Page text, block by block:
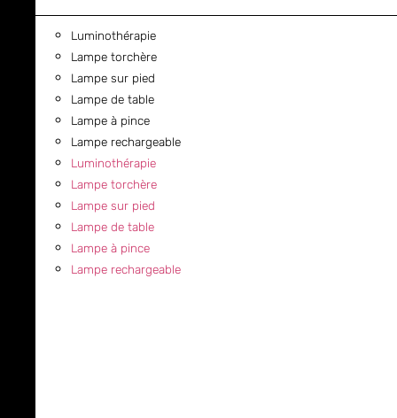
Luminothérapie
Lampe torchère
Lampe sur pied
Lampe de table
Lampe à pince
Lampe rechargeable
Luminothérapie
Lampe torchère
Lampe sur pied
Lampe de table
Lampe à pince
Lampe rechargeable